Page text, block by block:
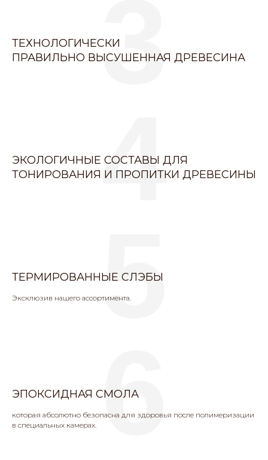
ТЕХНОЛОГИЧЕСКИ
ПРАВИЛЬНО ВЫСУШЕННАЯ ДРЕВЕСИНА
3
ЭКОЛОГИЧНЫЕ СОСТАВЫ ДЛЯ
ТОНИРОВАНИЯ И ПРОПИТКИ ДРЕВЕСИНЫ
4
ТЕРМИРОВАННЫЕ СЛЭБЫ
Эксклюзив нашего ассортимента.5
ЭПОКСИДНАЯ СМОЛА
которая абсолютно безопасна для здоровья после полимеризации
в специальных камерах.
6